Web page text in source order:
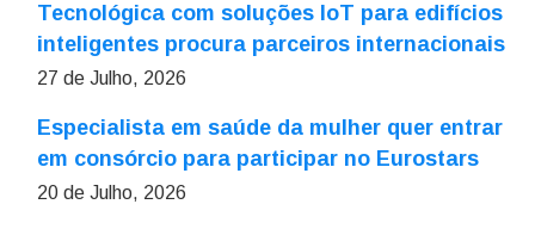
Tecnológica com soluções IoT para edifícios
inteligentes procura parceiros internacionais
27 de Julho, 2026
Especialista em saúde da mulher quer entrar
em consórcio para participar no Eurostars
20 de Julho, 2026